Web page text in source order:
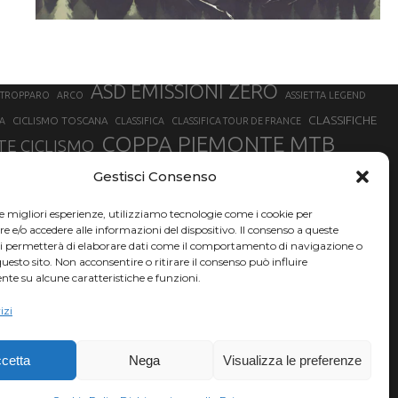
Gestisci Consenso
migliori esperienze, utilizziamo tecnologie come i cookie per
e/o accedere alle informazioni del dispositivo. Il consenso a queste
permetterà di elaborare dati come il comportamento di navigazione o
sito. Non acconsentire o ritirare il consenso può influire
su alcune caratteristiche e funzioni.
Nega Visualizza le preferenze
ARCO ASD EMISSIONI ZERO ASSIETTA LEGEND
CICLISMO TOSCANA CLASSIFICA CLASSIFICA TOUR DE FRANCE CLASSIFICHE
CICLISMO COPPA PIEMONTE MTB
FABIO ARU FIAB FINALE LIGURE
HERVÉ BARMASSE INSUBRIA BIKE FESTIVAL
LUCA BRAIDOT MARATHON BIKE DELLA BRIANZA
MATHIEU VAN DER POEL
TRIATHLON OLIMPICO